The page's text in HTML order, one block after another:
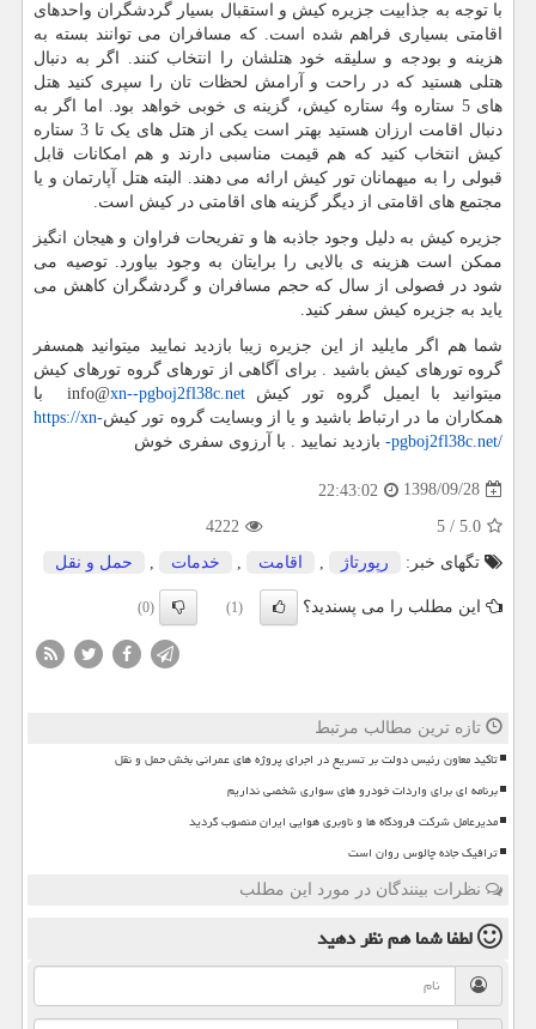
با توجه به جذابیت جزیره کیش و استقبال بسیار گردشگران واحدهای
اقامتی بسیاری فراهم شده است. که مسافران می توانند بسته به
هزینه و بودجه و سلیقه خود هتلشان را انتخاب کنند. اگر به دنبال
هتلی هستید که در راحت و آرامش لحظات تان را سپری کنید هتل
های 5 ستاره و4 ستاره کیش، گزینه ی خوبی خواهد بود. اما اگر به
دنبال اقامت ارزان هستید بهتر است یکی از هتل های یک تا 3 ستاره
کیش انتخاب کنید که هم قیمت مناسبی دارند و هم امکانات قابل
قبولی را به میهمانان تور کیش ارائه می دهند. البته هتل آپارتمان و یا
مجتمع های اقامتی از دیگر گزینه های اقامتی در کیش است.
جزیره کیش به دلیل وجود جاذبه ها و تفریحات فراوان و هیجان انگیز
ممکن است هزینه ی بالایی را برایتان به وجود بیاورد. توصیه می
شود در فصولی از سال که حجم مسافران و گردشگران کاهش می
یاید به جزیره کیش سفر کنید.
شما هم اگر مایلید از این جزیره زیبا بازدید نمایید میتوانید همسفر
گروه تورهای کیش باشید . برای آگاهی از تورهای گروه تورهای کیش
میتوانید با ایمیل گروه تور کیش
info@xn--pgboj2fl38c.net
با
همکاران ما در ارتباط باشید و یا از وبسایت گروه تور کیشhttps://xn-
-pgboj2fl38c.net/ بازدید نمایید . با آرزوی سفری خوش
1398/09/28
22:43:02
5.0
/
5
4222
تگهای خبر:
رپورتاژ اقامت خدمات حمل و نقل
این مطلب را می پسندید؟ (1)
(0)
تازه ترین مطالب مرتبط
تاکید معاون رئیس دولت بر تسریع در اجرای پروژه های عمرانی بخش حمل و نقل
برنامه ای برای واردات خودرو های سواری شخصی نداریم
مدیرعامل شرکت فرودگاه ها و ناوبری هوایی ایران منصوب گردید
ترافیک جاده چالوس روان است
نظرات بینندگان در مورد این مطلب
لطفا شما همنظر دهید